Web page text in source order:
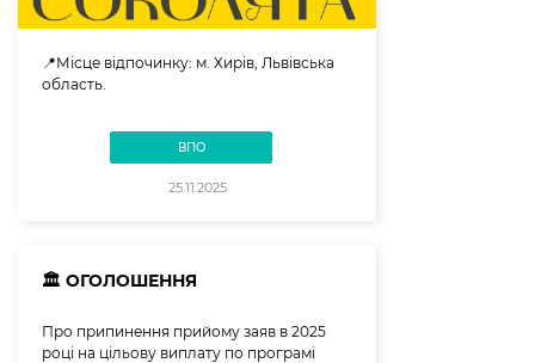
📍Місце відпочинку: м. Хирів, Львівська
область.
ВПО
25.11.2025
🏛️ ОГОЛОШЕННЯ
Про припинення прийому заяв в 2025
році на цільову виплату по програмі